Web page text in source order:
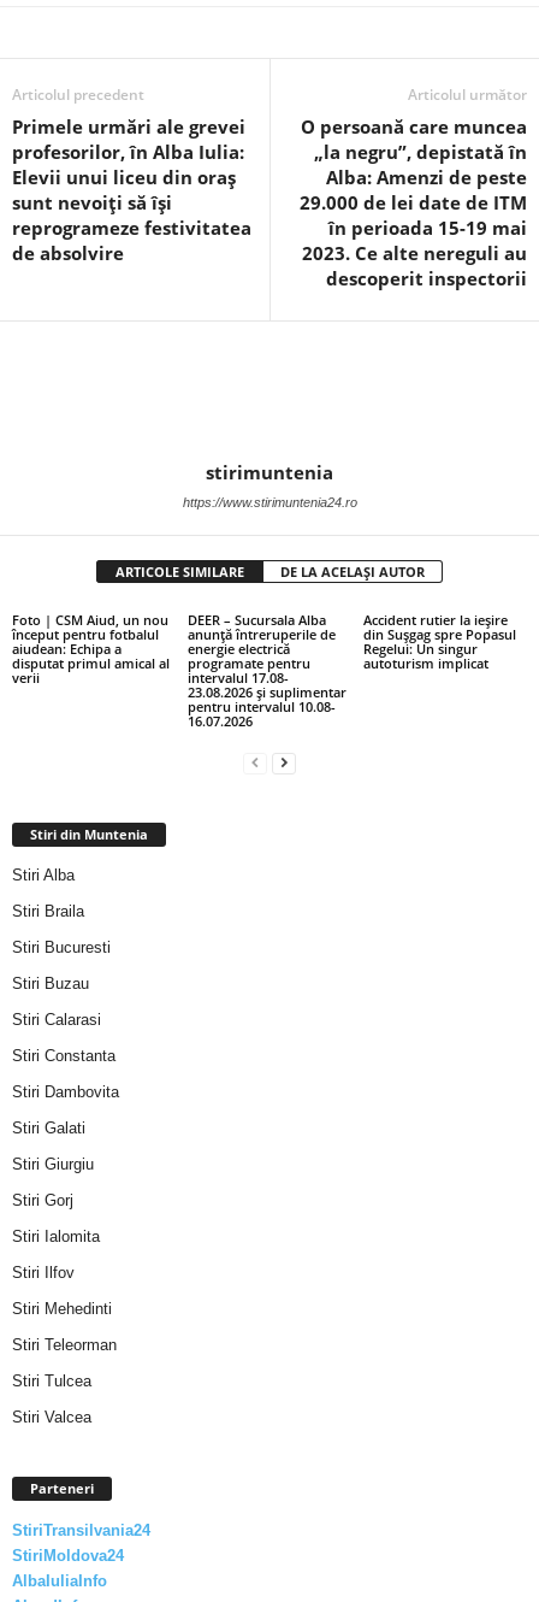
Articolul precedent
Primele urmări ale grevei
profesorilor, în Alba Iulia:
Elevii unui liceu din oraș
sunt nevoiți să își
reprogrameze festivitatea
de absolvire
Articolul următor
O persoană care muncea
„la negru”, depistată în
Alba: Amenzi de peste
29.000 de lei date de ITM
în perioada 15-19 mai
2023. Ce alte nereguli au
descoperit inspectorii
stirimuntenia
https://www.stirimuntenia24.ro
ARTICOLE SIMILARE DE LA ACELAȘI AUTOR
Foto | CSM Aiud, un nou
început pentru fotbalul
aiudean: Echipa a
disputat primul amical al
verii
DEER – Sucursala Alba
anunță întreruperile de
energie electrică
programate pentru
intervalul 17.08-
23.08.2026 și suplimentar
pentru intervalul 10.08-
16.07.2026
Accident rutier la ieșire
din Sușgag spre Popasul
Regelui: Un singur
autoturism implicat
Stiri din Muntenia
Stiri Alba
Stiri Braila
Stiri Bucuresti
Stiri Buzau
Stiri Calarasi
Stiri Constanta
Stiri Dambovita
Stiri Galati
Stiri Giurgiu
Stiri Gorj
Stiri Ialomita
Stiri Ilfov
Stiri Mehedinti
Stiri Teleorman
Stiri Tulcea
Stiri Valcea
Parteneri
StiriTransilvania24
StiriMoldova24
AlbaIuliaInfo